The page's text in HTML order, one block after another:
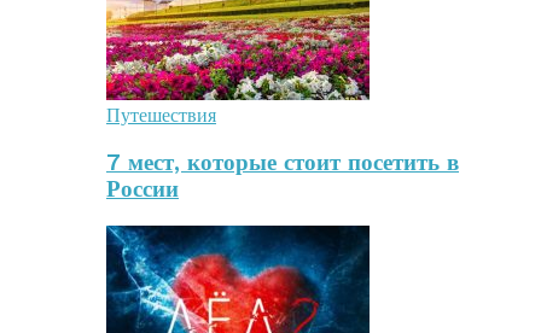
Путешествия
7 мест, которые стоит посетить в
России